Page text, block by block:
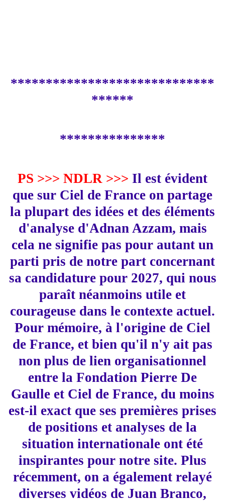
*****************************
******
***************
PS >>> NDLR >>> Il est évident
que sur Ciel de France on partage
la plupart des idées et des éléments
d'analyse d'Adnan Azzam, mais
cela ne signifie pas pour autant un
parti pris de notre part concernant
sa candidature pour 2027, qui nous
paraît néanmoins utile et
courageuse dans le contexte actuel.
Pour mémoire, à l'origine de Ciel
de France, et bien qu'il n'y ait pas
non plus de lien organisationnel
entre la Fondation Pierre De
Gaulle et Ciel de France, du moins
est-il exact que ses premières prises
de positions et analyses de la
situation internationale ont été
inspirantes pour notre site. Plus
récemment, on a également relayé
diverses vidéos de Juan Branco,